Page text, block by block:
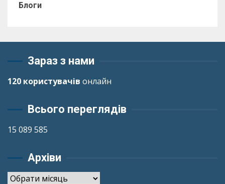
Блоги
Зараз з нами
120 користувачів онлайн
Всього переглядів
15 089 585
Архіви
Архіви